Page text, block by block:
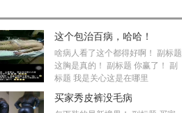
这个包治百病，哈哈！
啥病人看了这个都得好啊！ 副标题
这胸是真的！ 副标题 你赢了！ 副
标题 我是关心这是在哪里
买家秀皮裤没毛病